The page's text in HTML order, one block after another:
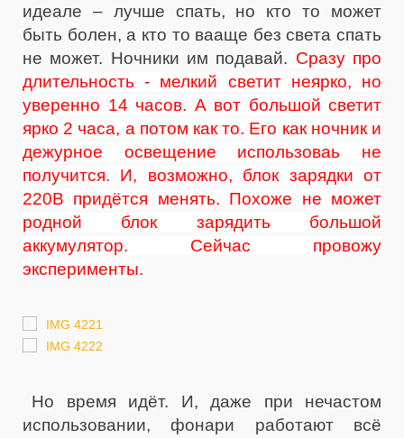
идеале – лучше спать, но кто то может
быть болен, а кто то вааще без света спать
не может. Ночники им подавай. Сразу про
длительность - мелкий светит неярко, но
уверенно 14 часов. А вот большой светит
ярко 2 часа, а потом как то. Его как ночник и
дежурное освещение использоваь не
получится. И, возможно, блок зарядки от
220В придётся менять. Похоже не может
родной блок зарядить большой
аккумулятор. Сейчас провожу
эксперименты.
Но время идёт. И, даже при нечастом
использовании, фонари работают всё